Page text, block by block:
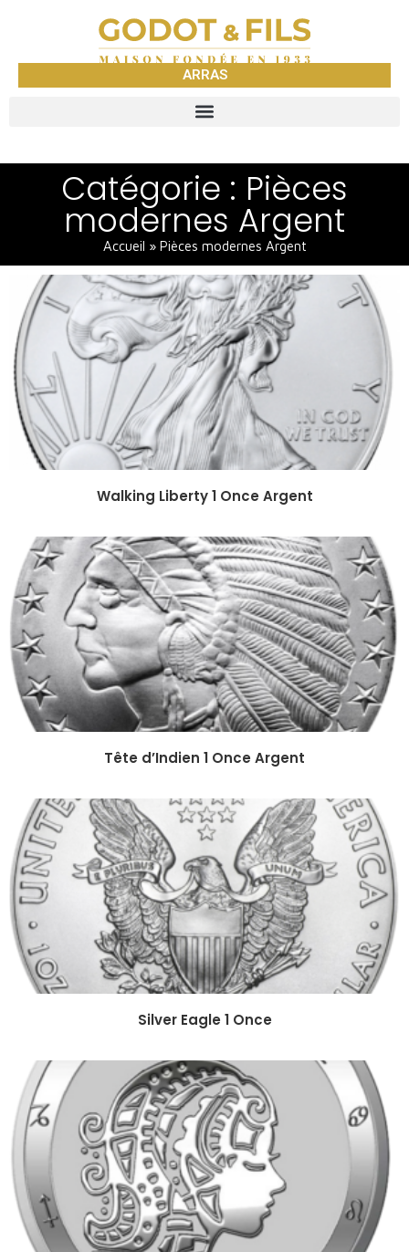
ARRAS
Catégorie : Pièces
modernes Argent
Accueil » Pièces modernes Argent
Walking Liberty 1 Once Argent
Tête d’Indien 1 Once Argent
Silver Eagle 1 Once